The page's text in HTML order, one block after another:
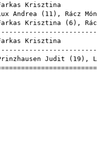
Andrea ( 11 ), Rácz
Krisztina ( 6 ),
Judit ( 19 ),